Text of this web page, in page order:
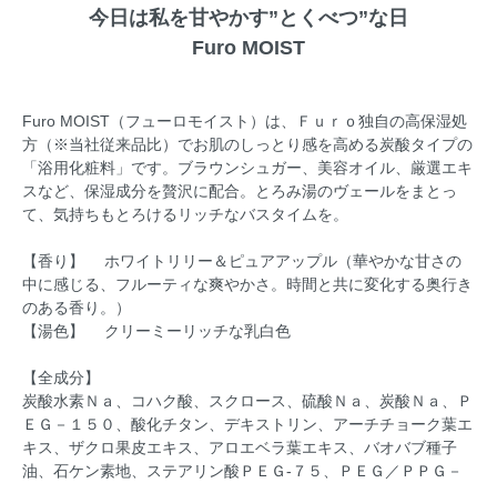
今日は私を甘やかす”とくべつ”な日
Furo MOIST
Furo MOIST（フューロモイスト）は、Ｆｕｒｏ独自の高保湿処
方（※当社従来品比）でお肌のしっとり感を高める炭酸タイプの
「浴用化粧料」です。ブラウンシュガー、美容オイル、厳選エキ
スなど、保湿成分を贅沢に配合。とろみ湯のヴェールをまとっ
て、気持ちもとろけるリッチなバスタイムを。
【香り】 ホワイトリリー＆ピュアアップル（華やかな甘さの
中に感じる、フルーティな爽やかさ。時間と共に変化する奥行き
のある香り。）
【湯色】 クリーミーリッチな乳白色
【全成分】
炭酸水素Ｎａ、コハク酸、スクロース、硫酸Ｎａ、炭酸Ｎａ、Ｐ
ＥＧ－１５０、酸化チタン、デキストリン、アーチチョーク葉エ
キス、ザクロ果皮エキス、アロエベラ葉エキス、バオバブ種子
油、石ケン素地、ステアリン酸ＰＥＧ-７５、ＰＥＧ／ＰＰＧ－